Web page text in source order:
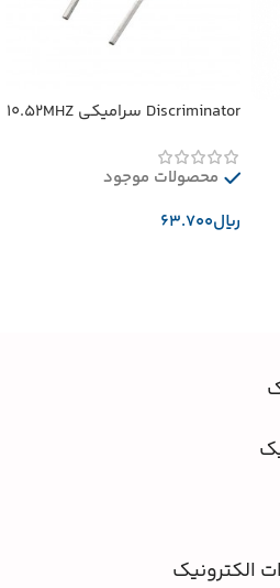
Discriminator سرامیکی 10.52MHZ
محصولات موجود
﷼
الکترونیک